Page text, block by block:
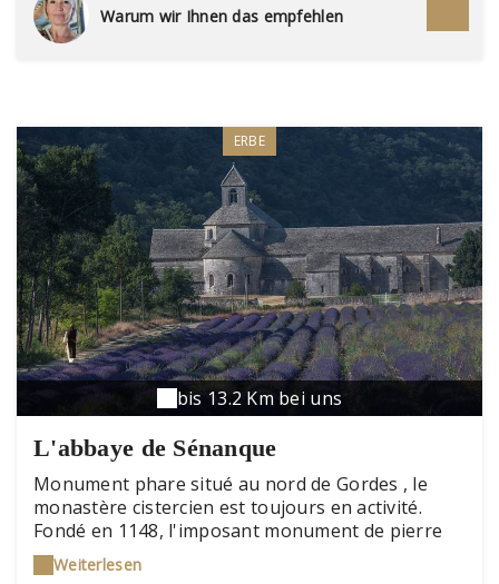
Warum wir Ihnen das empfehlen
ERBE
bis 13.2 Km bei uns
L'abbaye de Sénanque
Monument phare situé au nord de Gordes , le
monastère cistercien est toujours en activité.
Fondé en 1148, l'imposant monument de pierre
qui devient abbaye en 1150 se dresse dans
l'étroite vallée de la Sénancole. Plusieurs salles
Weiterlesen